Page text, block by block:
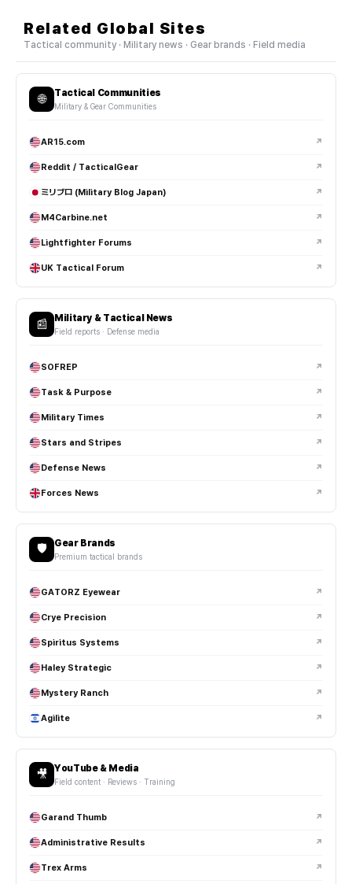
Related Global Sites
Tactical community · Military news · Gear brands · Field media
🌐 Tactical Communities
Military & Gear Communities
AR15.com ↗
Reddit / TacticalGear ↗
ミリブロ (Military Blog Japan) ↗
M4Carbine.net ↗
Lightfighter Forums ↗
UK Tactical Forum ↗
📰 Military & Tactical News
Field reports · Defense media
SOFREP ↗
Task & Purpose ↗
Military Times ↗
Stars and Stripes ↗
Defense News ↗
Forces News ↗
🛡️ Gear Brands
Premium tactical brands
GATORZ Eyewear ↗
Crye Precision ↗
Spiritus Systems ↗
Haley Strategic ↗
Mystery Ranch ↗
Agilite ↗
🎥 YouTube & Media
Field content · Reviews · Training
Garand Thumb ↗
Administrative Results ↗
Trex Arms ↗